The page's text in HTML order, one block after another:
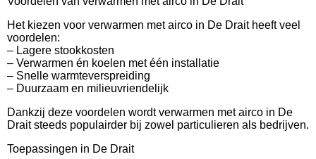
Het kiezen voor verwarmen met airco in De Drait heeft veel
voordelen:
– Lagere stookkosten
– Verwarmen én koelen met één installatie
– Snelle warmteverspreiding
– Duurzaam en milieuvriendelijk
Dankzij deze voordelen wordt verwarmen met airco in De
Drait steeds populairder bij zowel particulieren als bedrijven.
Toepassingen in De Drait